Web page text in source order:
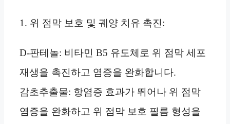
1. 위 점막 보호 및 궤양 치유 촉진:
D-판테놀: 비타민 B5 유도체로 위 점막 세포
재생을 촉진하고 염증을 완화합니다.
감초추출물: 항염증 효과가 뛰어나 위 점막
염증을 완화하고 위 점막 보호 필름 형성을